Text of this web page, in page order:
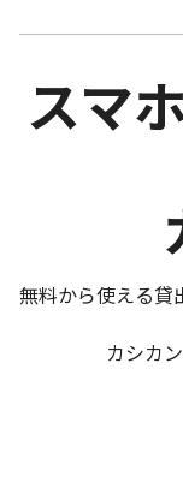
スマ
無料から使える貸
カシカ